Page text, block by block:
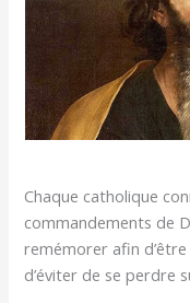
Chaque catholique
commandements de
remémorer afin
d’éviter de se perdre